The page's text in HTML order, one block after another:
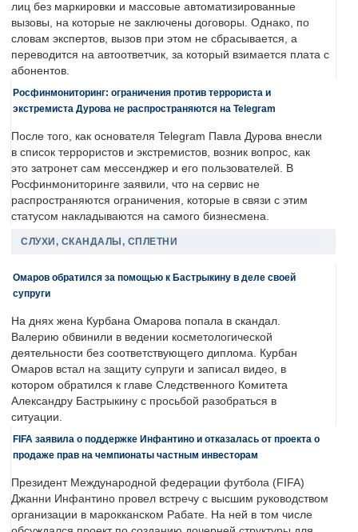
лиц без маркировки и массовые автоматизированные
вызовы, на которые не заключены договоры. Однако, по
словам экспертов, вызов при этом не сбрасывается, а
переводится на автоответчик, за который взимается плата с
абонентов.
Росфинмониторинг: ограничения против террориста и
экстремиста Дурова не распространяются на Telegram
После того, как основателя Telegram Павла Дурова внесли
в список террористов и экстремистов, возник вопрос, как
это затронет сам мессенджер и его пользователей. В
Росфинмониторинге заявили, что на сервис не
распространяются ограничения, которые в связи с этим
статусом накладываются на самого бизнесмена.
СЛУХИ, СКАНДАЛЫ, СПЛЕТНИ
Омаров обратился за помощью к Бастрыкину в деле своей
супруги
На днях жена Курбана Омарова попала в скандал.
Валерию обвинили в ведении косметологической
деятельности без соответствующего диплома. Курбан
Омаров встал на защиту супруги и записал видео, в
котором обратился к главе Следственного Комитета
Александру Бастрыкину с просьбой разобраться в
ситуации.
FIFA заявила о поддержке Инфантино и отказалась от проекта о
продаже прав на чемпионаты частным инвесторам
Президент Международной федерации футбола (FIFA)
Джанни Инфантино провел встречу с высшим руководством
организации в марокканском Рабате. На ней в том числе